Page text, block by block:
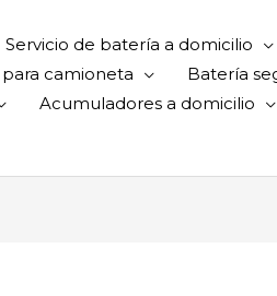
Servicio de batería a domicilio
camioneta
Batería
Acumuladores a domicilio